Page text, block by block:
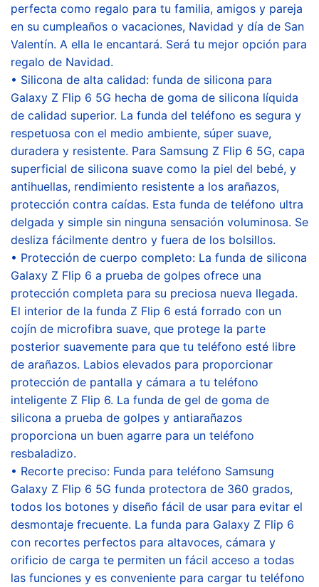
perfecta como regalo para tu familia, amigos y pareja
en su cumpleaños o vacaciones, Navidad y día de San
Valentín. A ella le encantará. Será tu mejor opción para
regalo de Navidad.
• Silicona de alta calidad: funda de silicona para
Galaxy Z Flip 6 5G hecha de goma de silicona líquida
de calidad superior. La funda del teléfono es segura y
respetuosa con el medio ambiente, súper suave,
duradera y resistente. Para Samsung Z Flip 6 5G, capa
superficial de silicona suave como la piel del bebé, y
antihuellas, rendimiento resistente a los arañazos,
protección contra caídas. Esta funda de teléfono ultra
delgada y simple sin ninguna sensación voluminosa. Se
desliza fácilmente dentro y fuera de los bolsillos.
• Protección de cuerpo completo: La funda de silicona
Galaxy Z Flip 6 a prueba de golpes ofrece una
protección completa para su preciosa nueva llegada.
El interior de la funda Z Flip 6 está forrado con un
cojín de microfibra suave, que protege la parte
posterior suavemente para que tu teléfono esté libre
de arañazos. Labios elevados para proporcionar
protección de pantalla y cámara a tu teléfono
inteligente Z Flip 6. La funda de gel de goma de
silicona a prueba de golpes y antiarañazos
proporciona un buen agarre para un teléfono
resbaladizo.
• Recorte preciso: Funda para teléfono Samsung
Galaxy Z Flip 6 5G funda protectora de 360 grados,
todos los botones y diseño fácil de usar para evitar el
desmontaje frecuente. La funda para Galaxy Z Flip 6
con recortes perfectos para altavoces, cámara y
orificio de carga te permiten un fácil acceso a todas
las funciones y es conveniente para cargar tu teléfono